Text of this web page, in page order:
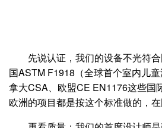
先说认证，我们的设备不光符
国ASTM F1918（全球首个室内儿
拿大CSA、欧盟CE EN1176这些国
欧洲的项目都是按这个标准做的，在